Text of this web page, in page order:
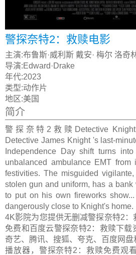
警探奈特2：救赎电影
主演:布鲁斯·威利斯 戴安· 梅尔 洛奇
导演:Edward·Drake
年代:2023
类型:动作片
地区:美国
简介
警探奈特2救赎Detective Knight:
Detective James Knight 's last-
Independence Day shift turns
unbalanced ambulance EMT from
festivities. The misguided
stolen gun and uniform, has a bank
to put on his own fireworks
dangerously close to Knight's home.
4K影院为您提供无删减警探奈特2：
免费和百度云警探奈特2：救赎下载
奇艺、腾讯、搜狐、夸克、百度网
播放器，警探奈特2：救赎免费观